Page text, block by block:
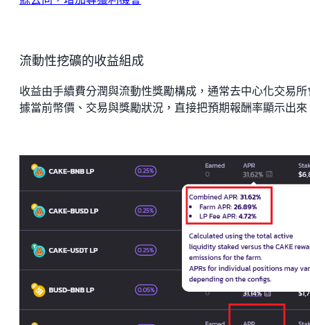
流動性挖礦的收益組成
收益由手續費分潤與流動性獎勵構成，通常去中心化交易所
據當前幣價、交易與獎勵狀況，直接把預期報酬率顯示出來